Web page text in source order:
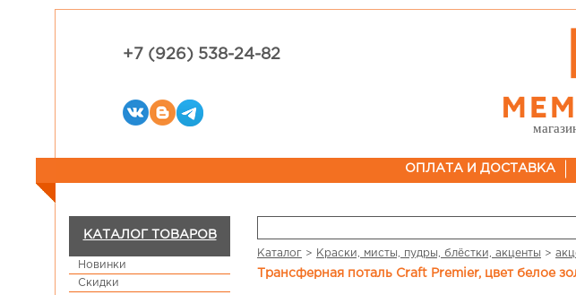
+7 (926) 538-24-82
ОПЛАТА И ДОСТАВКА
КАТАЛОГ ТОВАРОВ
Новинки
Скидки
Каталог > Краски, мисты, пудры, блёстки, акценты >
Трансферная поталь Craft Premier, цвет белое